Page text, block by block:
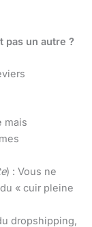
pas un autre ?
mais
) : Vous ne
« cuir pleine
dropshipping,